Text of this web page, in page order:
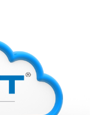
TỔ CHỨC TẬP
TK&VV
TRUNG TÂM
BÚK